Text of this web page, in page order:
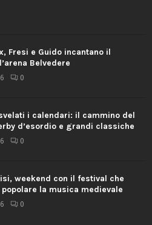
Fresi e Guido incantano il
Belvedere
0
i calendari: il cammino del
d’esordio e grandi classiche
0
weekend con il festival che
la musica medievale
0